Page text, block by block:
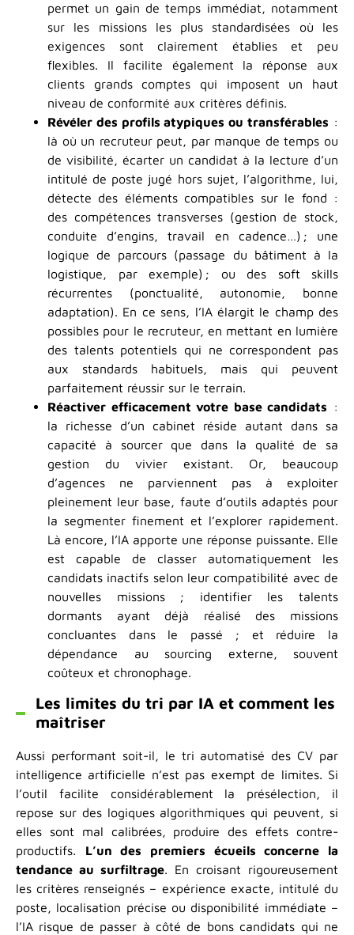
permet un gain de temps immédiat, notamment
sur les missions les plus standardisées où les
exigences sont clairement établies et peu
flexibles. Il facilite également la réponse aux
clients grands comptes qui imposent un haut
niveau de conformité aux critères définis.
Révéler des profils atypiques ou transférables :
là où un recruteur peut, par manque de temps ou
de visibilité, écarter un candidat à la lecture d’un
intitulé de poste jugé hors sujet, l’algorithme, lui,
détecte des éléments compatibles sur le fond :
des compétences transverses (gestion de stock,
conduite d’engins, travail en cadence…) ; une
logique de parcours (passage du bâtiment à la
logistique, par exemple) ; ou des soft skills
récurrentes (ponctualité, autonomie, bonne
adaptation). En ce sens, l’IA élargit le champ des
possibles pour le recruteur, en mettant en lumière
des talents potentiels qui ne correspondent pas
aux standards habituels, mais qui peuvent
parfaitement réussir sur le terrain.
Réactiver efficacement votre base candidats :
la richesse d’un cabinet réside autant dans sa
capacité à sourcer que dans la qualité de sa
gestion du vivier existant. Or, beaucoup
d’agences ne parviennent pas à exploiter
pleinement leur base, faute d’outils adaptés pour
la segmenter finement et l’explorer rapidement.
Là encore, l’IA apporte une réponse puissante. Elle
est capable de classer automatiquement les
candidats inactifs selon leur compatibilité avec de
nouvelles missions ; identifier les talents
dormants ayant déjà réalisé des missions
concluantes dans le passé ; et réduire la
dépendance au sourcing externe, souvent
coûteux et chronophage.
Les limites du tri par IA et comment les
maîtriser
Aussi performant soit-il, le tri automatisé des CV par
intelligence artificielle n’est pas exempt de limites. Si
l’outil facilite considérablement la présélection, il
repose sur des logiques algorithmiques qui peuvent, si
elles sont mal calibrées, produire des effets contre-
productifs. L’un des premiers écueils concerne la
tendance au surfiltrage. En croisant rigoureusement
les critères renseignés – expérience exacte, intitulé du
poste, localisation précise ou disponibilité immédiate –
l’IA risque de passer à côté de bons candidats qui ne